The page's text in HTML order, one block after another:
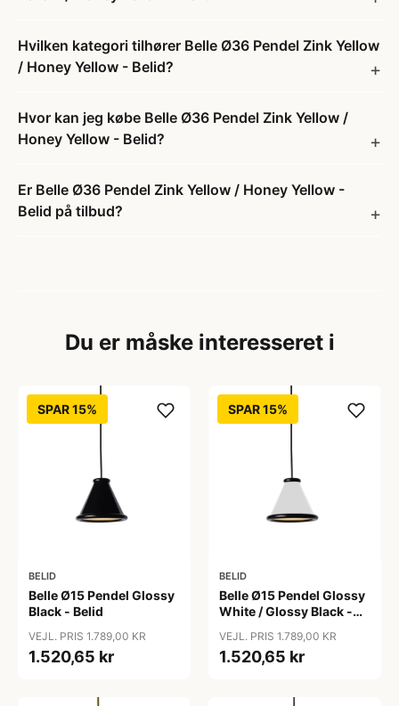
Hvilken kategori tilhører Belle Ø36 Pendel Zink Yellow
/ Honey Yellow - Belid?
Hvor kan jeg købe Belle Ø36 Pendel Zink Yellow /
Honey Yellow - Belid?
Er Belle Ø36 Pendel Zink Yellow / Honey Yellow -
Belid på tilbud?
Du er måske interesseret i
SPAR 15%
BELID
Belle Ø15 Pendel Glossy
Black - Belid
VEJL. PRIS 1.789,00 KR
1.520,65 kr
SPAR 15%
BELID
Belle Ø15 Pendel Glossy
White / Glossy Black -
VEJL. PRIS 1.789,00 KR
1.520,65 kr